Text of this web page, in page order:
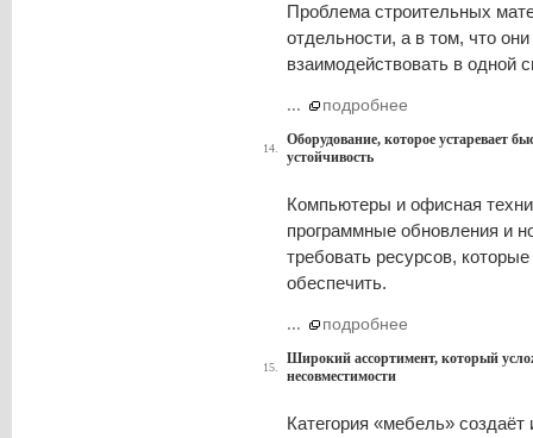
Проблема строительных
отдельности, а в том, что
взаимодействовать в одной
... подробнее
14.
Оборудование, которое устаревает
устойчивость
Компьютеры и офисная
программные обновления и
требовать ресурсов,
обеспечить.
... подробнее
15.
Широкий ассортимент, который
несовместимости
Категория «мебель»